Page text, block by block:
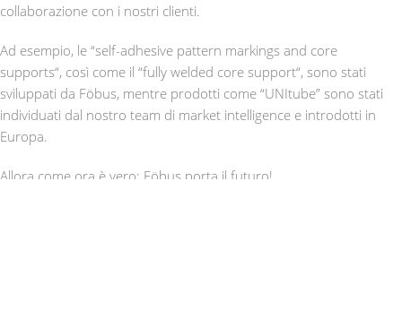
collaborazione con i nostri clienti.
Ad esempio, le “self-adhesive pattern markings and core
supports“, così come il “fully welded core support“, sono stati
sviluppati da Föbus, mentre prodotti come “UNItube” sono stati
individuati dal nostro team di market intelligence e introdotti in
Europa.
Allora come ora è vero: Föbus porta il futuro!